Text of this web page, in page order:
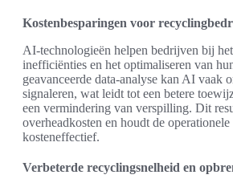
Kostenbesparingen voor
AI-technologieën helpen bedrijven bij
inefficiënties en het optimaliseren van
geavanceerde data-analyse kan AI vaak
signaleren, wat leidt tot een betere
een vermindering van verspilling. Dit
overheadkosten en houdt de operationele
kosteneffectief.
Verbeterde recyclingsnelheid en